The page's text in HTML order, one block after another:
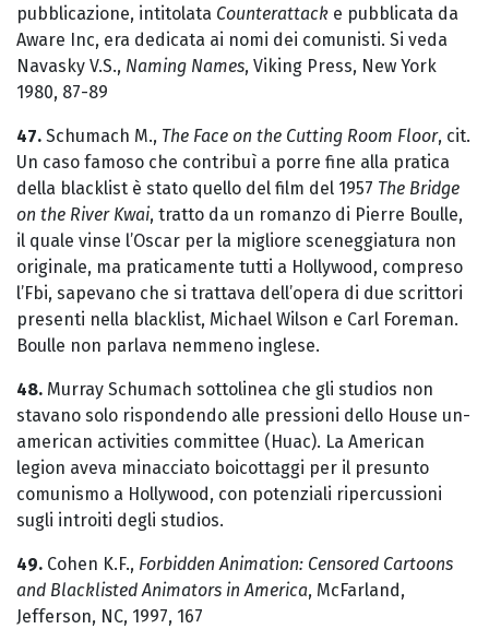
pubblicazione, intitolata Counterattack e pubblicata da
Aware Inc, era dedicata ai nomi dei comunisti. Si veda
Navasky V.S., Naming Names, Viking Press, New York
1980, 87-89
47. Schumach M., The Face on the Cutting Room Floor, cit.
Un caso famoso che contribuì a porre fine alla pratica
della blacklist è stato quello del film del 1957 The Bridge
on the River Kwai, tratto da un romanzo di Pierre Boulle,
il quale vinse l’Oscar per la migliore sceneggiatura non
originale, ma praticamente tutti a Hollywood, compreso
l’Fbi, sapevano che si trattava dell’opera di due scrittori
presenti nella blacklist, Michael Wilson e Carl Foreman.
Boulle non parlava nemmeno inglese.
48. Murray Schumach sottolinea che gli studios non
stavano solo rispondendo alle pressioni dello House un-
american activities committee (Huac). La American
legion aveva minacciato boicottaggi per il presunto
comunismo a Hollywood, con potenziali ripercussioni
sugli introiti degli studios.
49. Cohen K.F., Forbidden Animation: Censored Cartoons
and Blacklisted Animators in America, McFarland,
Jefferson, NC, 1997, 167